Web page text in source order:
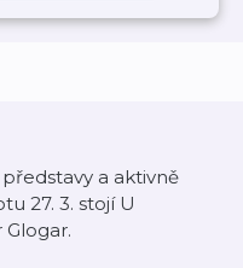
a aktivně
27. 3. stojí U